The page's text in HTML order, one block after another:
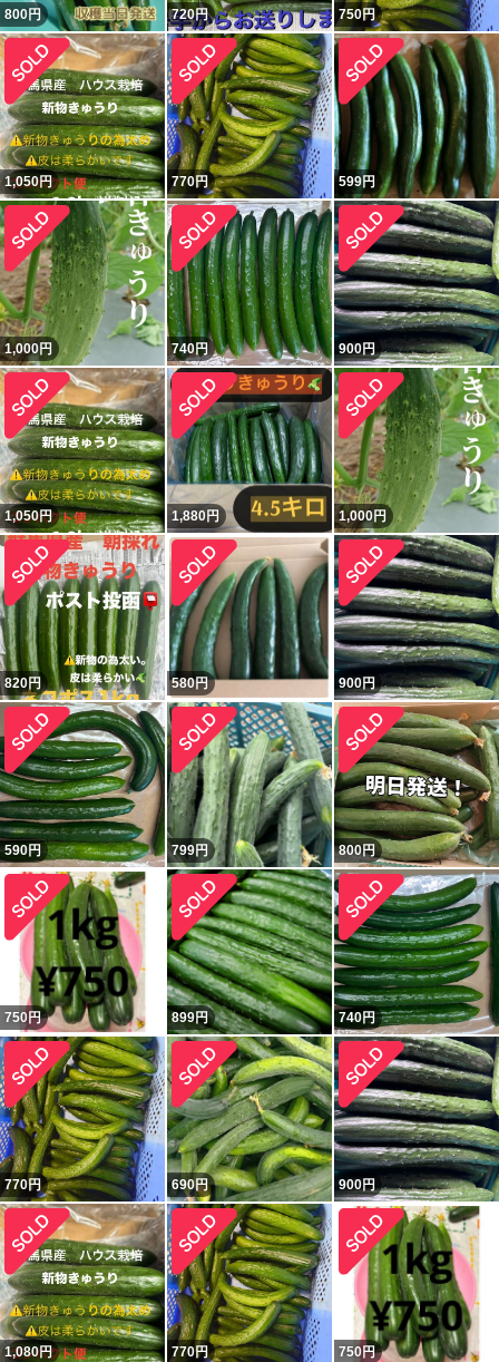
800円 720円 750円
1,050円 770円 599円
1,000円 740円 900円
1,050円 1,880円 1,000円
820円 580円 900円
590円 799円 800円
750円 899円 740円
770円 690円 900円
1,080円 770円 750円